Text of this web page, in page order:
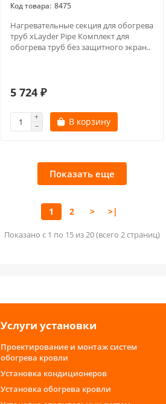
8475
Нагревательные секция для обогрева
труб xLayder Pipe Комплект для
обогрева труб без защитного экран..
5 724 ₽
В корзину
Показать еще
1 2 > >|
Показано с 1 по 15 из 20 (всего 2 страниц)
Услуги установки
Проектирование и монтаж систем
обогрева кровли
Установка кондиционеров
Установка обогрева кровли